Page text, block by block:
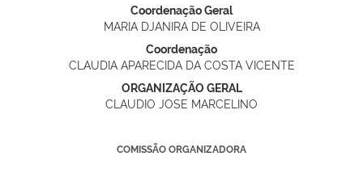
Coordenação Geral
MARIA DJANIRA DE OLIVEIRA
Coordenação
CLAUDIA APARECIDA DA COSTA VICENTE
ORGANIZAÇÃO GERAL
CLAUDIO JOSE MARCELINO
COMISSÃO ORGANIZADORA